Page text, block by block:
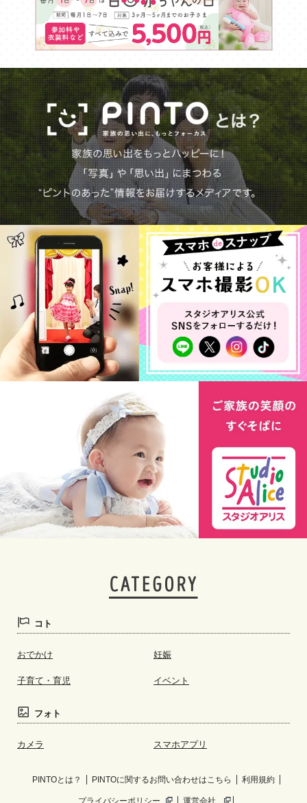
コト
おでかけ 妊娠
子育て・育児 イベント
フォト
カメラ スマホアプリ
PINTOとは？ PINTOに関するお問い合わせはこちら 利用規約
プライバシーポリシー 運営会社